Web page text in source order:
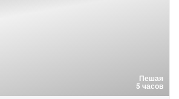
Пешая
5 часов